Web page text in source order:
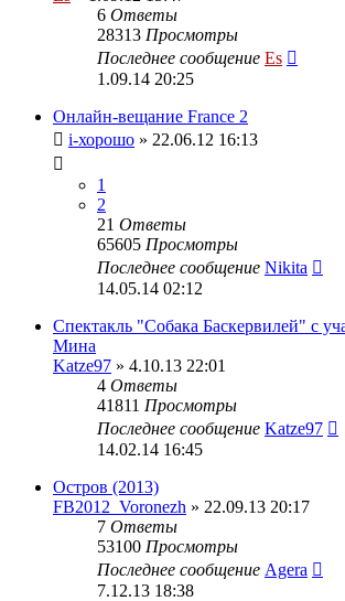
6 Ответы
28313 Просмотры
Последнее сообщение Es
1.09.14 20:25
Онлайн-вещание France 2
i-хорошо » 22.06.12 16:13
1
2
21 Ответы
65605 Просмотры
Последнее сообщение Nikita
14.05.14 02:12
Спектакль "Собака Баскервилей" с
Мина
Katze97 » 4.10.13 22:01
4 Ответы
41811 Просмотры
Последнее сообщение Katze97
14.02.14 16:45
Остров (2013)
FB2012_Voronezh » 22.09.13 20:17
7 Ответы
53100 Просмотры
Последнее сообщение Agera
7.12.13 18:38